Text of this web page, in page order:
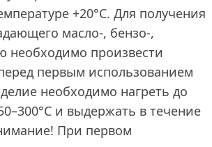
+20°С. Для получения
масло-, бензо-,
необходимо произвести
первым использованием
необходимо нагреть до
и выдержать в течение
При первом